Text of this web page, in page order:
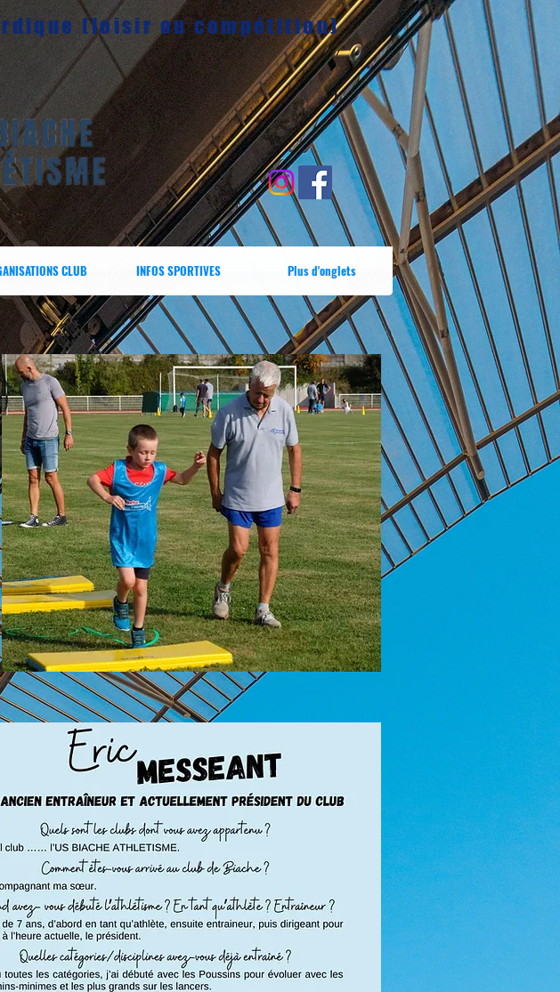
(loisir ou compétition)
CLUB INFOS SPORTIVES Plus d'onglets